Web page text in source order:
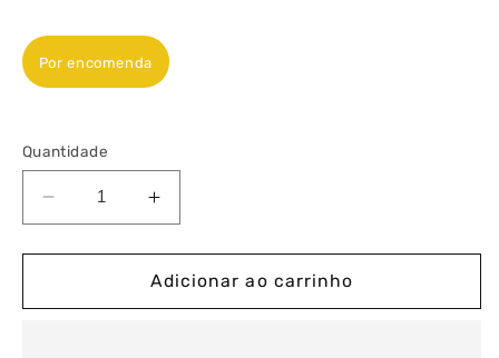
Por encomenda
Quantidade
Diminuir
a
quantidade
Wiser
Aumentar
a
quantidade
de
Wiser
Adicionar ao carrinho